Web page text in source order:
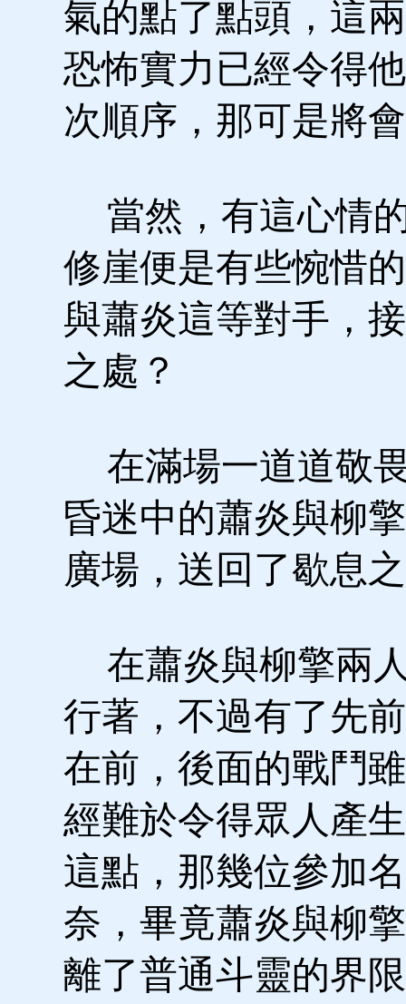
氣的點了點頭，這
恐怖實力已經令得
次順序，那可是將
當然，有這心情
修崖便是有些惋惜
與蕭炎這等對手，
之處？
在滿場一道道敬
昏迷中的蕭炎與柳
廣場，送回了歇息
在蕭炎與柳擎兩
行著，不過有了先
在前，後面的戰鬥
經難於令得眾人產
這點，那幾位參加
奈，畢竟蕭炎與柳
離了普通斗靈的界